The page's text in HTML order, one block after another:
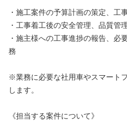
・施工案件の予算計画の策定、工
・工事着工後の安全管理、品質管
・施主様への工事進捗の報告、必
務
※業務に必要な社用車やスマート
します。
《担当する案件について》